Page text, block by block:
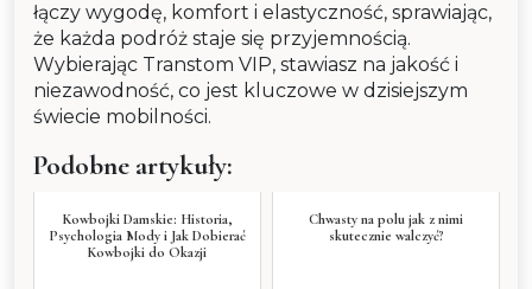
łączy wygodę, komfort i elastyczność, sprawiając,
że każda podróż staje się przyjemnością.
Wybierając Transtom VIP, stawiasz na jakość i
niezawodność, co jest kluczowe w dzisiejszym
świecie mobilności.
Podobne artykuły:
Kowbojki Damskie: Historia,
Psychologia Mody i Jak Dobierać
Kowbojki do Okazji
Chwasty na polu jak z nimi
skutecznie walczyć?